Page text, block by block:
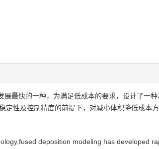
最快的一种，为满足低成本的要求，设计了一
定性及控制精度的前提下，对减小体积降低成本方
deposition modeling has developed